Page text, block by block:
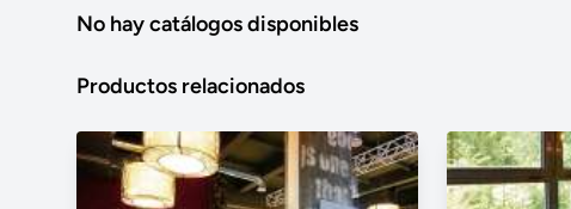
No hay catálogos disponibles
Productos relacionados